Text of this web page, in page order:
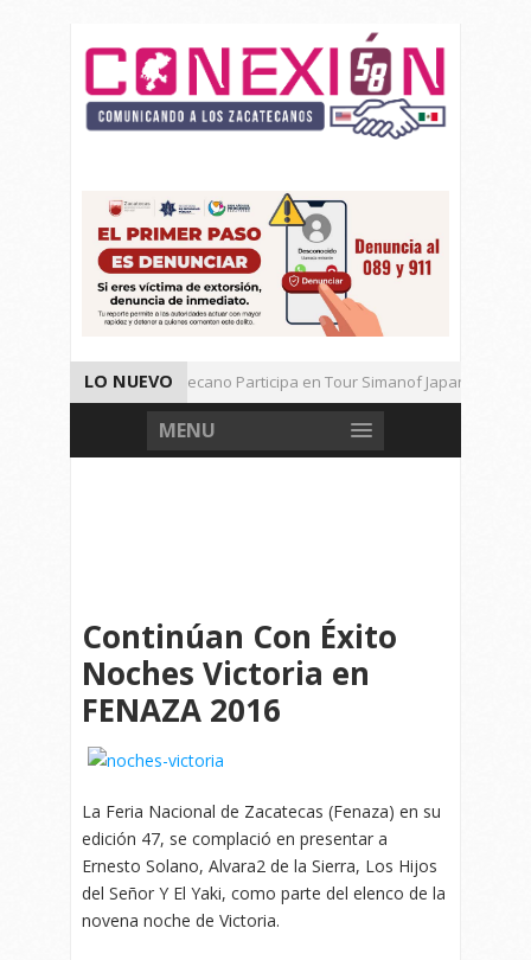
LO NUEVO
Universitario Zacatecano Participa en Tour Simanof Japan 2026
Implementa SAMA Estrategia de Reciclaje con Empresa PetStar
MENU
Continúan Con Éxito
Noches Victoria en
FENAZA 2016
La Feria Nacional de Zacatecas (Fenaza) en su
edición 47, se complació en presentar a
Ernesto Solano, Alvara2 de la Sierra, Los Hijos
del Señor Y El Yaki, como parte del elenco de la
novena noche de Victoria.